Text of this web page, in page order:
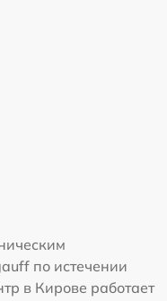
по истечении
в Кирове работает